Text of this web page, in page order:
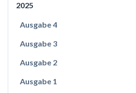
2025
Ausgabe 4
Ausgabe 3
Ausgabe 2
Ausgabe 1